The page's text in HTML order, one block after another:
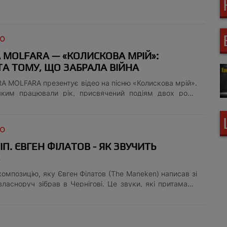
MOLFARA — «КОЛИСКОВА МРІЙ»:
ТОМУ, ЩО ЗАБРАЛА ВІЙНА
MOLFARA презентує відео на пісню «Колискова мрій».
працювали рік, присвячений подіям двох років
ЄВГЕН ФІЛАТОВ - ЯК ЗВУЧИТЬ
яку Євген Філатов (The Maneken) написав зі
зібрав в Чернігові. Це звуки, які притаманні